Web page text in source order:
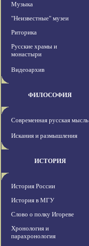
Музыка
"Неизвестные" музеи
Риторика
Русские храмы и
монастыри
Видеоархив
ФИЛОСОФИЯ
Современная русская мысль
Искания и размышления
ИСТОРИЯ
История России
История в МГУ
Слово о полку Игореве
Хронология и
парахронология